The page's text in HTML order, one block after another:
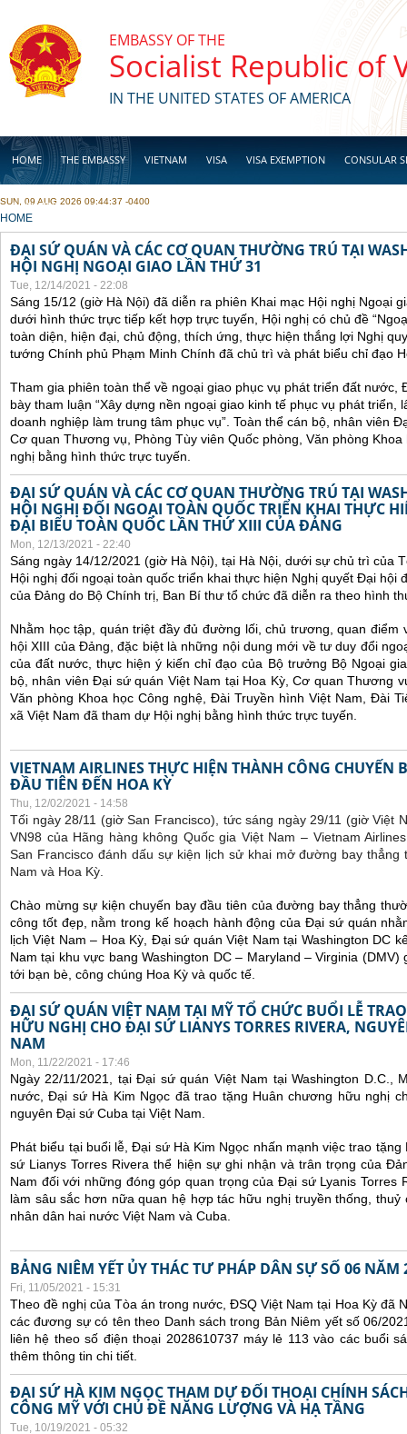
EMBASSY OF THE
Socialist Republic of
IN THE UNITED STATES OF AMERICA
HOME THE EMBASSY VIETNAM VISA VISA EXEMPTION CONSULAR
BUSINESS
SUN, 09 AUG 2026 09:44:37 -0400
YOU ARE HERE
HOME
ĐẠI SỨ QUÁN VÀ CÁC CƠ QUAN THƯỜNG TRÚ TẠI
HỘI NGHỊ NGOẠI GIAO LẦN THỨ 31
Tue, 12/14/2021 - 22:08
Sáng 15/12 (giờ Hà Nội) đã diễn ra phiên Khai mạc Hội nghị Ngoại
dưới hình thức trực tiếp kết hợp trực tuyến, Hội nghị có chủ đề
toàn diện, hiện đại, chủ động, thích ứng, thực hiện thắng lợi Nghị
tướng Chính phủ Phạm Minh Chính đã chủ trì và phát biểu chỉ đạo
Tham gia phiên toàn thể về ngoại giao phục vụ phát triển đất nước,
bày tham luận “Xây dựng nền ngoại giao kinh tế phục vụ phát triển,
doanh nghiệp làm trung tâm phục vụ”. Toàn thể cán bộ, nhân viên
Cơ quan Thương vụ, Phòng Tùy viên Quốc phòng, Văn phòng
nghị bằng hình thức trực tuyến.
ĐẠI SỨ QUÁN VÀ CÁC CƠ QUAN THƯỜNG TRÚ TẠI
HỘI NGHỊ ĐỐI NGOẠI TOÀN QUỐC TRIỂN KHAI THỰC
ĐẠI BIỂU TOÀN QUỐC LẦN THỨ XIII CỦA ĐẢNG
Mon, 12/13/2021 - 22:40
Sáng ngày 14/12/2021 (giờ Hà Nội), tại Hà Nội, dưới sự chủ trì của
Hội nghị đối ngoại toàn quốc triển khai thực hiện Nghị quyết Đại hội
của Đảng do Bộ Chính trị, Ban Bí thư tổ chức đã diễn ra theo hình
Nhằm học tập, quán triệt đầy đủ đường lối, chủ trương, quan điểm
hội XIII của Đảng, đặc biệt là những nội dung mới về tư duy đổi
của đất nước, thực hiện ý kiến chỉ đạo của Bộ trưởng Bộ Ngoại
bộ, nhân viên Đại sứ quán Việt Nam tại Hoa Kỳ, Cơ quan Thương
Văn phòng Khoa học Công nghệ, Đài Truyền hình Việt Nam, Đài
xã Việt Nam đã tham dự Hội nghị bằng hình thức trực tuyến.
VIETNAM AIRLINES THỰC HIỆN THÀNH CÔNG CHUYẾN
ĐẦU TIÊN ĐẾN HOA KỲ
Thu, 12/02/2021 - 14:58
Tối ngày 28/11 (giờ San Francisco), tức sáng ngày 29/11 (giờ Việt
VN98 của Hãng hàng không Quốc gia Việt Nam – Vietnam
San Francisco đánh dấu sự kiện lịch sử khai mở đường bay
Nam và Hoa Kỳ.
Chào mừng sự kiện chuyến bay đầu tiên của đường bay thẳng
công tốt đẹp, nằm trong kế hoạch hành động của Đại sứ quán
lịch Việt Nam – Hoa Kỳ, Đại sứ quán Việt Nam tại Washington DC
Nam tại khu vực bang Washington DC – Maryland – Virginia
tới bạn bè, công chúng Hoa Kỳ và quốc tế.
ĐẠI SỨ QUÁN VIỆT NAM TẠI MỸ TỔ CHỨC BUỔI LỄ
HỮU NGHỊ CHO ĐẠI SỨ LIANYS TORRES RIVERA,
NAM
Mon, 11/22/2021 - 17:46
Ngày 22/11/2021, tại Đại sứ quán Việt Nam tại Washington D.C.,
nước, Đại sứ Hà Kim Ngọc đã trao tặng Huân chương hữu nghị
nguyên Đại sứ Cuba tại Việt Nam.
Phát biểu tại buổi lễ, Đại sứ Hà Kim Ngọc nhấn mạnh việc trao
sứ Lianys Torres Rivera thể hiện sự ghi nhận và trân trọng của
Nam đối với những đóng góp quan trọng của Đại sứ Lyanis Torres
làm sâu sắc hơn nữa quan hệ hợp tác hữu nghị truyền thống,
nhân dân hai nước Việt Nam và Cuba.
BẢNG NIÊM YẾT ỦY THÁC TƯ PHÁP DÂN SỰ SỐ 06 NĂM
Fri, 11/05/2021 - 15:31
Theo đề nghị của Tòa án trong nước, ĐSQ Việt Nam tại Hoa Kỳ đã
các đương sự có tên theo Danh sách trong Bản Niêm yết số 06/
liên hệ theo số điện thoại 2028610737 máy lẻ 113 vào các buổi
thêm thông tin chi tiết.
ĐẠI SỨ HÀ KIM NGỌC THAM DỰ ĐỐI THOẠI CHÍNH
CÔNG MỸ VỚI CHỦ ĐỀ NĂNG LƯỢNG VÀ HẠ TẦNG
Tue, 10/19/2021 - 05:32